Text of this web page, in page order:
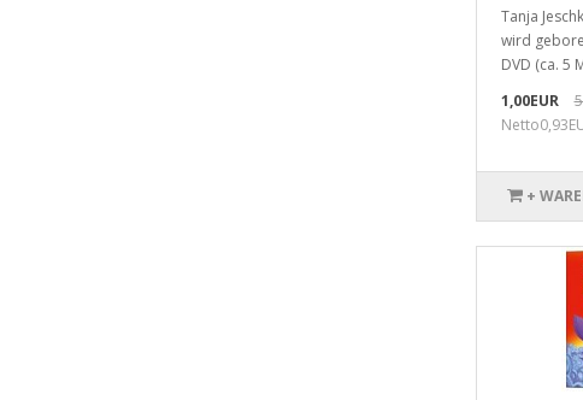
Tanja
wird
DVD (ca. 5
1,00EUR
+